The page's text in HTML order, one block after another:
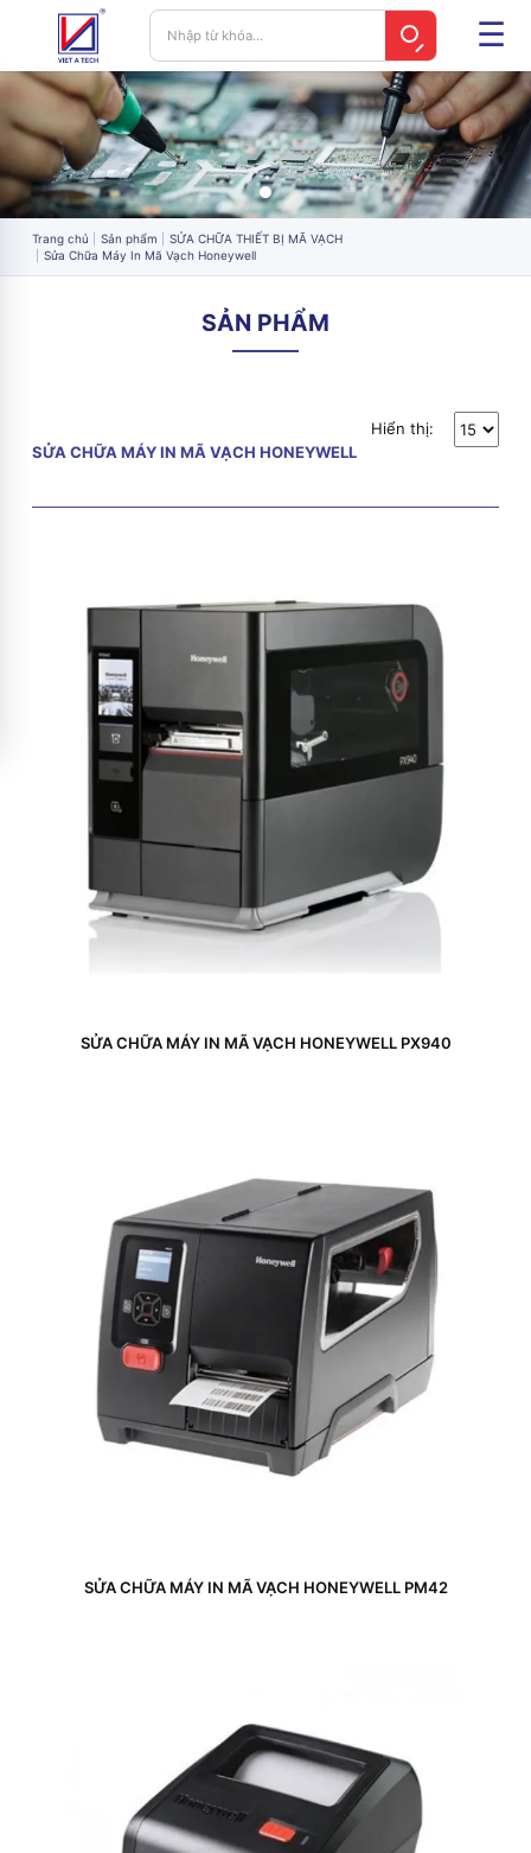
Trang chủ Sản phẩm
SỬA CHỮA THIẾT BỊ MÃ VẠCH
Sửa Chữa Máy In Mã Vạch Honeywell
SẢN PHẨM
SỬA CHỮA MÁY IN MÃ VẠCH HONEYWELL
Hiển thị:
SỬA CHỮA MÁY IN MÃ VẠCH HONEYWELL PX940
SỬA CHỮA MÁY IN MÃ VẠCH HONEYWELL PM42